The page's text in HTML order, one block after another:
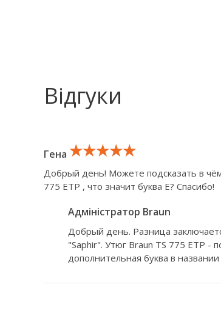
Відгуки
Гена ★★★★★
★★★★★
★★★★★
Добрый день! Можете подсказать в
775 ETP , что значит буква E? Спасибо!
Адміністратор Braun
Добрый день. Разница
"Saphir". Утюг Braun TS 775 ETP -
дополнительная буква в